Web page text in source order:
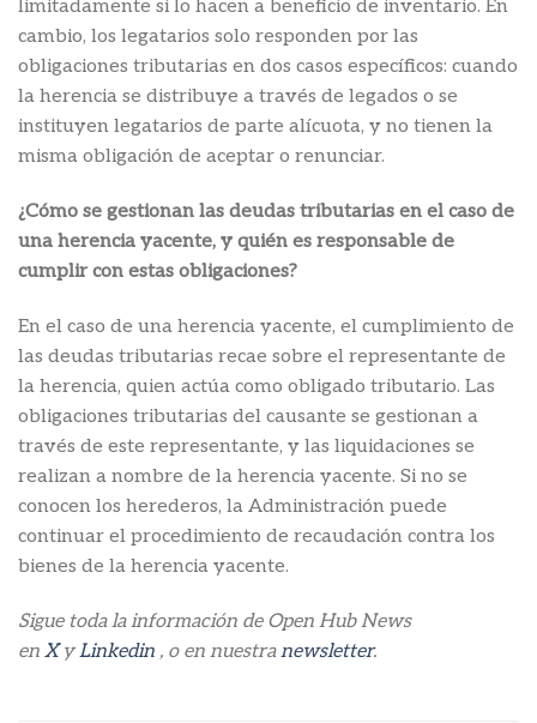
limitadamente si lo hacen a beneficio de inventario. En
cambio, los legatarios solo responden por las
obligaciones tributarias en dos casos específicos: cuando
la herencia se distribuye a través de legados o se
instituyen legatarios de parte alícuota, y no tienen la
misma obligación de aceptar o renunciar.
¿Cómo se gestionan las deudas tributarias en el caso de
una herencia yacente, y quién es responsable de
cumplir con estas obligaciones?
En el caso de una herencia yacente, el cumplimiento de
las deudas tributarias recae sobre el representante de
la herencia, quien actúa como obligado tributario. Las
obligaciones tributarias del causante se gestionan a
través de este representante, y las liquidaciones se
realizan a nombre de la herencia yacente. Si no se
conocen los herederos, la Administración puede
continuar el procedimiento de recaudación contra los
bienes de la herencia yacente.
Sigue toda la información de Open Hub News
en XyLinkedin , o en nuestranewsletter.